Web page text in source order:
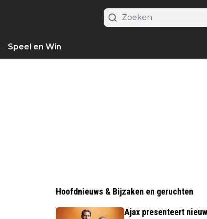
Speel en Win
Hoofdnieuws & Bijzaken en geruchten
Ajax presenteert